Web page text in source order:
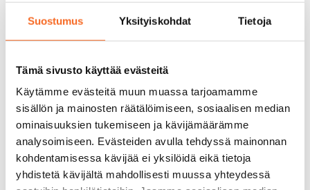
Suostumus Yksityiskohdat Tietoja
Tämä sivusto käyttää evästeitä
Käytämme evästeitä muun muassa tarjoamamme
sisällön ja mainosten räätälöimiseen, sosiaalisen median
ominaisuuksien tukemiseen ja kävijämäärämme
analysoimiseen. Evästeiden avulla tehdyssä mainonnan
kohdentamisessa kävijää ei yksilöidä eikä tietoja
yhdistetä kävijältä mahdollisesti muussa yhteydessä
Varallisuusrajat
Ei
Vuokra
Vuokravakuus
0 €, (yrityksille min. 1 kk vuokra)
Kotivakuutus
Pakollinen, ei sisälly vuokraan